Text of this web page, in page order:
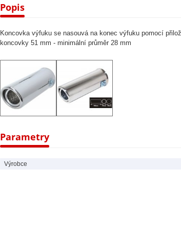
Popis
Koncovka výfuku se nasouvá na konec výfuku pomocí
koncovky 51 mm - minimální průměr 28 mm
Parametry
Výrobce